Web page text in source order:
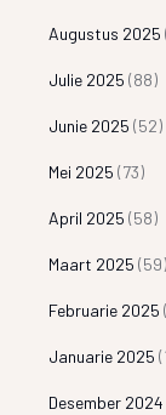
Augustus 2025
Julie 2025 (88)
Junie 2025 (52)
Mei 2025 (73)
April 2025 (58)
Maart 2025 (59)
Februarie 2025
Januarie 2025
Desember 2024